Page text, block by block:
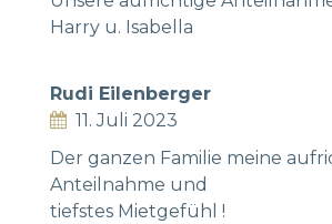
Harry u. Isabella
Rudi Eilenberger
11. Juli 2023
Der ganzen Familie meine
Anteilnahme und
tiefstes Mietgefühl !